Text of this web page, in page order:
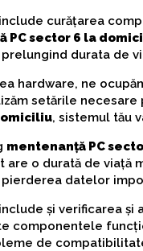
curățarea
PC sector 6 la
durata de
hardware, ne
setările necesare
, sistemul tău
mentenanță PC
o durată de viață
datelor
și verificarea și
componentele
de